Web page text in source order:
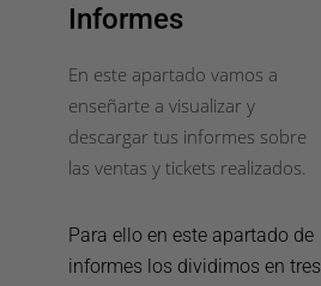
Informes
En este apartado vamos a
enseñarte a visualizar y
descargar tus informes sobre
las ventas y tickets realizados.
Para ello en este apartado de
informes los dividimos en tres